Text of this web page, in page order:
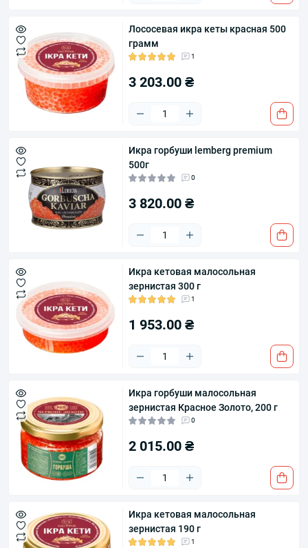
Лососевая икра кеты красная 500
грамм
1
3 203.00 ₴
Икра горбуши lemberg premium
500г
0
3 820.00 ₴
Икра кетовая малосольная
зернистая 300 г
1
1 953.00 ₴
Икра горбуши малосольная
зернистая Красное Золото, 200 г
0
2 015.00 ₴
Икра кетовая малосольная
зернистая 190 г
1